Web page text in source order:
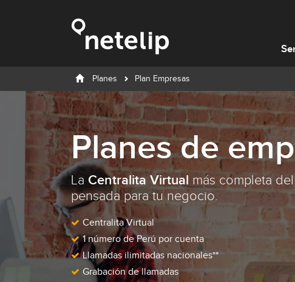
Planes Plan Empresas
Planes de
La Centralita Virtual más completa
pensada para tu negocio.
Centralita Virtual
1 número de Perú por cuenta
Llamadas ilimitadas nacionales**
Grabación de llamadas